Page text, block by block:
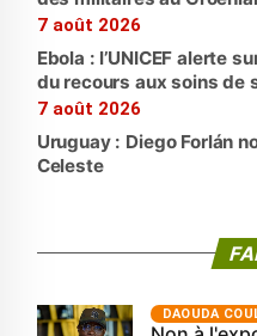
7 août 2026
Ebola : l’UNICEF alerte
du recours aux soins de
7 août 2026
Uruguay : Diego Forlán
Celeste
‎DAOUDA